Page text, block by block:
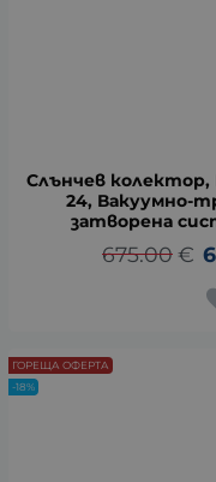
Слънчев колектор,
24, Вакуумно-
затворена
675.00€
ГОРЕЩА ОФЕРТА
-18%